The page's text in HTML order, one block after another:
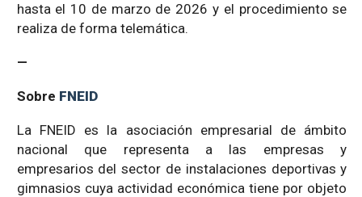
hasta el 10 de marzo de 2026 y el procedimiento se
realiza de forma telemática.
—
Sobre FNEID
La FNEID es la asociación empresarial de ámbito
nacional que representa a las empresas y
empresarios del sector de instalaciones deportivas y
gimnasios cuya actividad económica tiene por objeto